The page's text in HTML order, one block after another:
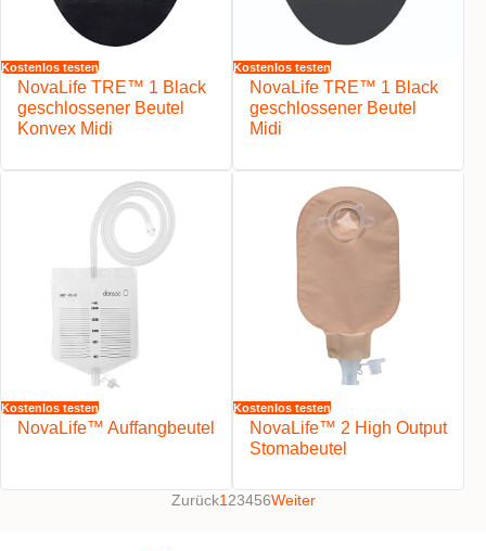
Kostenlos testen
NovaLife TRE™ 1 Black
geschlossener Beutel
Konvex Midi
Kostenlos testen
NovaLife TRE™ 1 Black
geschlossener Beutel
Midi
Kostenlos testen
NovaLife™ Auffangbeutel
Kostenlos testen
NovaLife™ 2 High Output
Stomabeutel
Zurück1 23456Weiter